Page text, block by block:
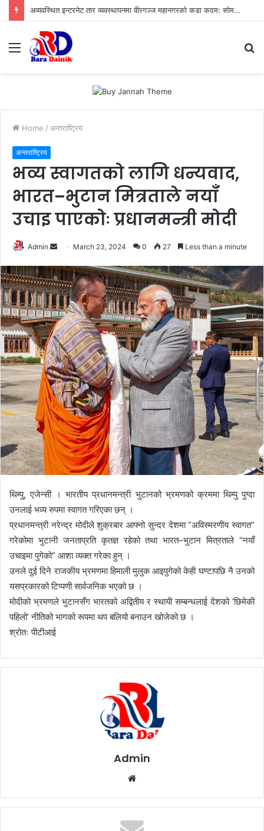
अव्यवस्थित इन्टरनेट तार व्यवस्थापनमा वीरगञ्ज महानगरको कडा कदम: सोमबार पुनः बृहत् छलफल हुने
Menu
Home / अन्तराष्ट्रिय
अन्तराष्ट्रिय
भव्य स्वागतको लागि धन्यवाद,
भारत–भुटान मित्रताले नयाँ
उचाइ पाएकोः प्रधानमन्त्री मोदी
Admin
n
d
a
n
e
m
a
i
l
March 23, 2024 0 27 Less than a minute
थिम्पु, एजेन्सी । भारतीय प्रधानमन्त्री भुटानको भ्रमणको क्रममा थिम्पु पुग्दा
उनलाई भव्य रुपमा स्वागत गरिएका छन् ।
प्रधानमन्त्री नरेन्द्र मोदीले शुक्रबार आफ्नो सुन्दर देशमा “अविस्मरणीय स्वागत”
गरेकोमा भुटानी जनताप्रति कृतज्ञ रहेको तथा भारत–भुटान मित्रताले “नयाँ
उचाइमा पुगेको” आशा व्यक्त गरेका हुन् ।
उनले दुई दिने राजकीय भ्रमणमा हिमाली मुलुक आइपुगेको केही घण्टापछि नै उनको
यसप्रकारको टिप्पणी सार्वजनिक भएको छ ।
मोदीको भ्रमणले भुटानसँग भारतको अद्वितीय र स्थायी सम्बन्धलाई देशको ’छिमेकी
पहिलो’ नीतिको भागको रूपमा थप बलियो बनाउन खोजेको छ ।
श्रोतः पीटीआई
Admin
b
s